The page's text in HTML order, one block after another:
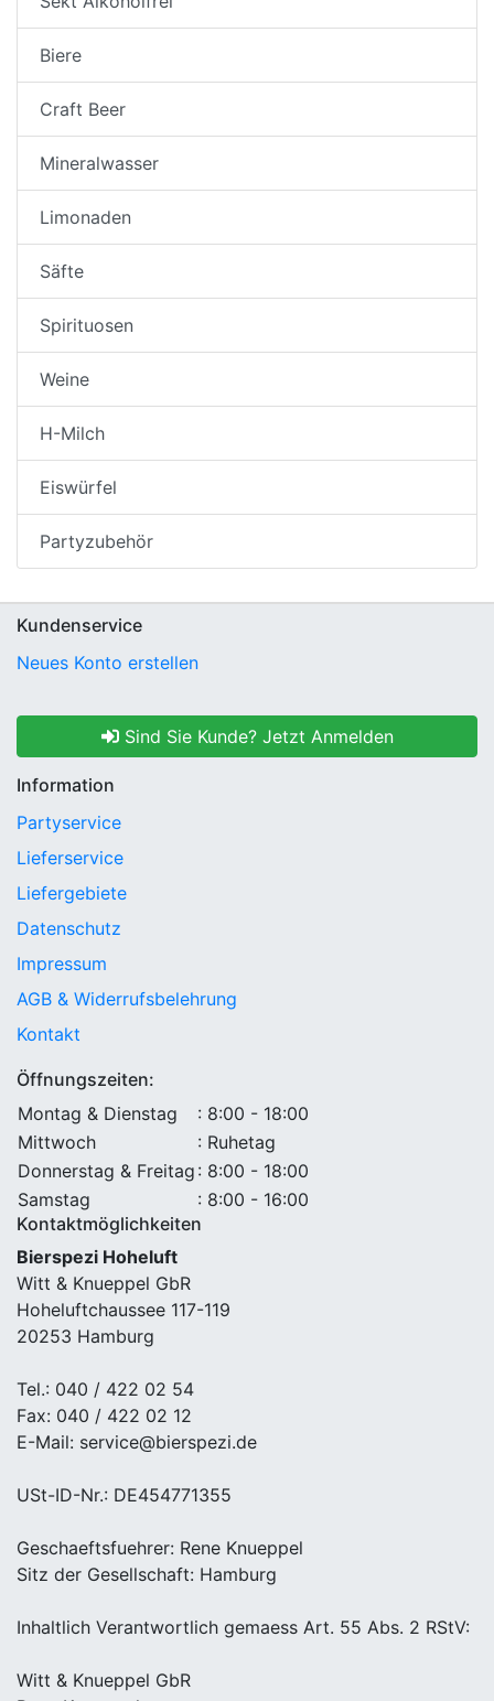
Biere
Craft Beer
Mineralwasser
Limonaden
Säfte
Spirituosen
Weine
H-Milch
Eiswürfel
Partyzubehör
Kundenservice
Neues Konto erstellen
Sind Sie Kunde? Jetzt Anmelden
Information
Partyservice
Lieferservice
Liefergebiete
Datenschutz
Impressum
AGB & Widerrufsbelehrung
Kontakt
Öffnungszeiten:
Montag & Dienstag
: 8:00 - 18:00
Mittwoch
: Ruhetag
Donnerstag & Freitag : 8:00 - 18:00
Samstag
: 8:00 - 16:00
Kontaktmöglichkeiten
Bierspezi Hoheluft
Witt & Knueppel GbR
Hoheluftchaussee 117-119
20253 Hamburg
Tel.: 040 / 422 02 54
Fax: 040 / 422 02 12
E-Mail: service@bierspezi.de
USt-ID-Nr.: DE454771355
Geschaeftsfuehrer: Rene Knueppel
Sitz der Gesellschaft: Hamburg
Inhaltlich Verantwortlich gemaess Art. 55 Abs. 2 RStV:
Witt & Knueppel GbR